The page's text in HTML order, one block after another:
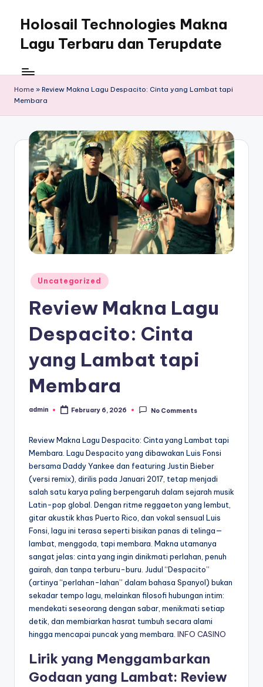
content
Holosail Technologies Makna
Lagu Terbaru dan Terupdate
Home » Review Makna Lagu Despacito: Cinta yang Lambat tapi
Membara
Posted
in
Uncategorized
Review Makna Lagu
Despacito: Cinta
yang Lambat tapi
Membara
Posted
admin February 6, 2026 No Comments
Review Makna Lagu Despacito: Cinta yang Lambat tapi
Membara. Lagu Despacito yang dibawakan Luis Fonsi
bersama Daddy Yankee dan featuring Justin Bieber
(versi remix), dirilis pada Januari 2017, tetap menjadi
salah satu karya paling berpengaruh dalam sejarah musik
Latin-pop global. Dengan ritme reggaeton yang lembut,
gitar akustik khas Puerto Rico, dan vokal sensual Luis
Fonsi, lagu ini terasa seperti bisikan panas di telinga—
lambat, menggoda, tapi membara. Makna utamanya
sangat jelas: cinta yang ingin dinikmati perlahan, penuh
gairah, dan tanpa terburu-buru. Judul “Despacito”
(artinya “perlahan-lahan” dalam bahasa Spanyol) bukan
sekadar tempo lagu, melainkan filosofi hubungan intim:
mendekati seseorang dengan sabar, menikmati setiap
detik, dan membiarkan hasrat tumbuh secara alami
hingga mencapai puncak yang membara. INFO CASINO
Lirik yang Menggambarkan
Godaan yang Lambat: Review